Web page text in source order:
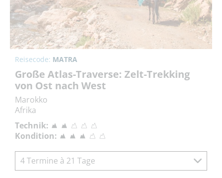
Reisecode: MATRA
Große Atlas-Traverse: Zelt-Trekking
von Ost nach West
Marokko
Afrika
Technik:
Kondition:
4 Termine à 21 Tage